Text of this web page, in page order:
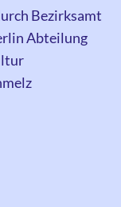
Bezirksamt
Abteilung